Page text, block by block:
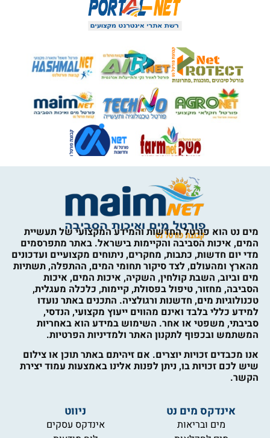
מים נט הוא פורטל החדשות והמידע המקצועי של תעשיית
המים, איכות הסביבה והקיימות בישראל. באתר מתפרסמים
מדי יום חדשות, כתבות, מחקרים, ניתוחים מקצועיים ועדכונים
מהארץ ומהעולם, לצד סיקור תחומי המים, ההתפלה, תשתיות
מים וביוב, השבת קולחין, השקיה, איכות המים, איכות
הסביבה, מחזור, טיפול בפסולת, קיימות, כלכלה מעגלית,
טכנולוגיות מים, חדשנות ורגולציה. התכנים באתר נועדו
למידע כללי בלבד ואינם מהווים ייעוץ מקצועי, הנדסי,
סביבתי, משפטי או אחר. השימוש במידע הוא באחריות
המשתמש ובכפוף לתקנון האתר ולמדיניות הפרטיות.
אנו מכבדים זכויות יוצרים. אם זיהיתם באתר תוכן או צילום
שיש לכם זכויות בו, ניתן לפנות אלינו באמצעות עמוד יצירת
הקשר.
אינדקס מים נט
מים ובריאות
ניווט
אינדקס עסקים